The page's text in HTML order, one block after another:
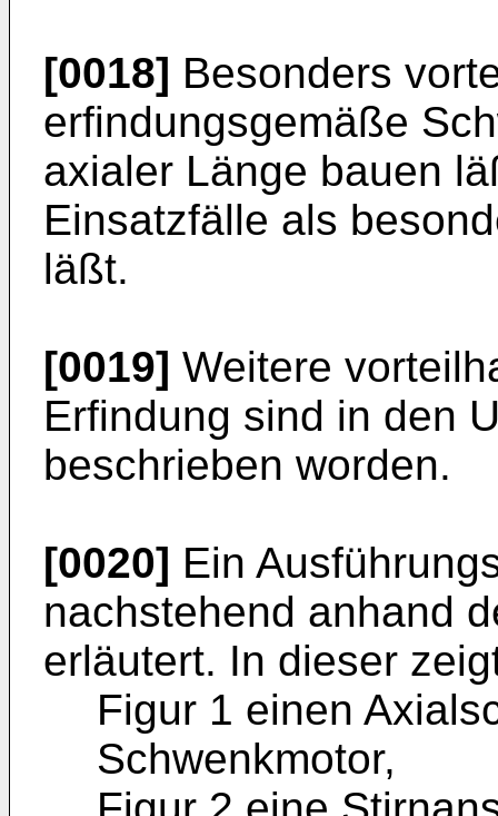
[0018] Besonders
erfindungsgemäße
axialer Länge bauen
Einsatzfälle als
läßt.
[0019] Weitere
Erfindung sind in den
beschrieben worden.
[0020] Ein
nachstehend anhand
erläutert. In dieser
Figur 1 einen
Schwenkmotor,